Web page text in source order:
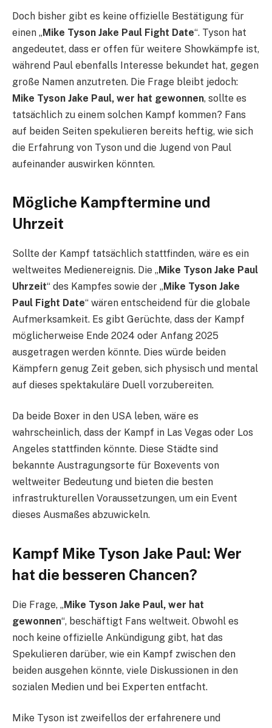
Doch bisher gibt es keine offizielle Bestätigung für
einen „Mike Tyson Jake Paul Fight Date“. Tyson hat
angedeutet, dass er offen für weitere Showkämpfe ist,
während Paul ebenfalls Interesse bekundet hat, gegen
große Namen anzutreten. Die Frage bleibt jedoch:
Mike Tyson Jake Paul, wer hat gewonnen, sollte es
tatsächlich zu einem solchen Kampf kommen? Fans
auf beiden Seiten spekulieren bereits heftig, wie sich
die Erfahrung von Tyson und die Jugend von Paul
aufeinander auswirken könnten.
Mögliche Kampftermine und
Uhrzeit
Sollte der Kampf tatsächlich stattfinden, wäre es ein
weltweites Medienereignis. Die „Mike Tyson Jake Paul
Uhrzeit“ des Kampfes sowie der „Mike Tyson Jake
Paul Fight Date“ wären entscheidend für die globale
Aufmerksamkeit. Es gibt Gerüchte, dass der Kampf
möglicherweise Ende 2024 oder Anfang 2025
ausgetragen werden könnte. Dies würde beiden
Kämpfern genug Zeit geben, sich physisch und mental
auf dieses spektakuläre Duell vorzubereiten.
Da beide Boxer in den USA leben, wäre es
wahrscheinlich, dass der Kampf in Las Vegas oder Los
Angeles stattfinden könnte. Diese Städte sind
bekannte Austragungsorte für Boxevents von
weltweiter Bedeutung und bieten die besten
infrastrukturellen Voraussetzungen, um ein Event
dieses Ausmaßes abzuwickeln.
Kampf Mike Tyson Jake Paul: Wer
hat die besseren Chancen?
Die Frage, „Mike Tyson Jake Paul, wer hat
gewonnen“, beschäftigt Fans weltweit. Obwohl es
noch keine offizielle Ankündigung gibt, hat das
Spekulieren darüber, wie ein Kampf zwischen den
beiden ausgehen könnte, viele Diskussionen in den
sozialen Medien und bei Experten entfacht.
Mike Tyson ist zweifellos der erfahrenere und